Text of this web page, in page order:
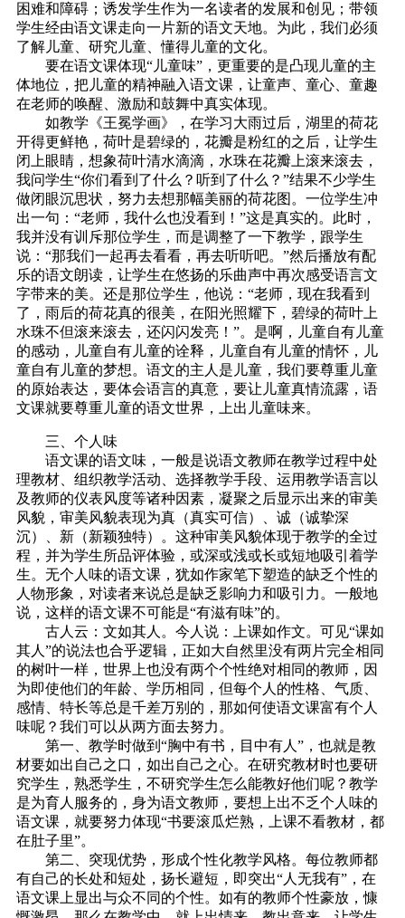
困难和障碍；诱发学生作为一名读者的发展和创见；带领
学生经由语文课走向一片新的语文天地。为此，我们必须
了解儿童、研究儿童、懂得儿童的文化。
要在语文课体现“儿童味”，更重要的是凸现儿童的主
体地位，把儿童的精神融入语文课，让童声、童心、童趣
在老师的唤醒、激励和鼓舞中真实体现。
如教学《王冕学画》，在学习大雨过后，湖里的荷花
开得更鲜艳，荷叶是碧绿的，花瓣是粉红的之后，让学生
闭上眼睛，想象荷叶清水滴滴，水珠在花瓣上滚来滚去，
我问学生“你们看到了什么？听到了什么？”结果不少学生
做闭眼沉思状，努力去想那幅美丽的荷花图。一位学生冲
出一句：“老师，我什么也没看到！”这是真实的。此时，
我并没有训斥那位学生，而是调整了一下教学，跟学生
说：“那我们一起再去看看，再去听听吧。”然后播放有配
乐的语文朗读，让学生在悠扬的乐曲声中再次感受语言文
字带来的美。还是那位学生，他说：“老师，现在我看到
了，雨后的荷花真的很美，在阳光照耀下，碧绿的荷叶上
水珠不但滚来滚去，还闪闪发亮！”。是啊，儿童自有儿童
的感动，儿童自有儿童的诠释，儿童自有儿童的情怀，儿
童自有儿童的梦想。语文的主人是儿童，我们要尊重儿童
的原始表达，要体会语言的真意，要让儿童真情流露，语
文课就要尊重儿童的语文世界，上出儿童味来。
三、个人味
语文课的语文味，一般是说语文教师在教学过程中处
理教材、组织教学活动、选择教学手段、运用教学语言以
及教师的仪表风度等诸种因素，凝聚之后显示出来的审美
风貌，审美风貌表现为真（真实可信）、诚（诚挚深
沉）、新（新颖独特）。这种审美风貌体现于教学的全过
程，并为学生所品评体验，或深或浅或长或短地吸引着学
生。无个人味的语文课，犹如作家笔下塑造的缺乏个性的
人物形象，对读者来说总是缺乏影响力和吸引力。一般地
说，这样的语文课不可能是“有滋有味”的。
古人云：文如其人。今人说：上课如作文。可见“课如
其人”的说法也合乎逻辑，正如大自然里没有两片完全相同
的树叶一样，世界上也没有两个个性绝对相同的教师，因
为即使他们的年龄、学历相同，但每个人的性格、气质、
感情、特长等总是千差万别的，那如何使语文课富有个人
味呢？我们可以从两方面去努力。
第一、教学时做到“胸中有书，目中有人”，也就是教
材要如出自己之口，如出自己之心。在研究教材时也要研
究学生，熟悉学生，不研究学生怎么能教好他们呢？教学
是为育人服务的，身为语文教师，要想上出不乏个人味的
语文课，就要努力体现“书要滚瓜烂熟，上课不看教材，都
在肚子里”。
第二、突现优势，形成个性化教学风格。每位教师都
有自己的长处和短处，扬长避短，即突出“人无我有”，在
语文课上显出与众不同的个性。如有的教师个性豪放，慷